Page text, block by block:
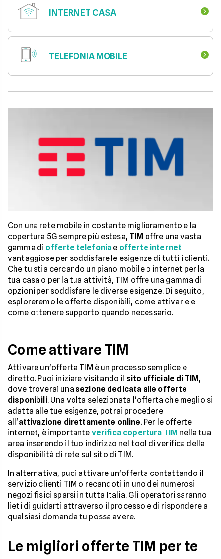
INTERNET CASA
TELEFONIA MOBILE
Con una rete mobile in costante miglioramento e la
copertura 5G sempre più estesa, TIM offre una vasta
gamma di offerte telefonia e offerte internet
vantaggiose per soddisfare le esigenze di tutti i clienti.
Che tu stia cercando un piano mobile o internet per la
tua casa o per la tua attività, TIM offre una gamma di
opzioni per soddisfare le diverse esigenze. Di seguito,
esploreremo le offerte disponibili, come attivarle e
come ottenere supporto quando necessario.
Come attivare TIM
Attivare un'offerta TIM è un processo semplice e
diretto. Puoi iniziare visitando il sito ufficiale di TIM,
dove troverai una sezione dedicata alle offerte
disponibili. Una volta selezionata l'offerta che meglio si
adatta alle tue esigenze, potrai procedere
all'attivazione direttamente online. Per le offerte
internet, è importante verifica copertura TIM nella tua
area inserendo il tuo indirizzo nel tool di verifica della
disponibilità di rete sul sito di TIM.
In alternativa, puoi attivare un'offerta contattando il
servizio clienti TIM o recandoti in uno dei numerosi
negozi fisici sparsi in tutta Italia. Gli operatori saranno
lieti di guidarti attraverso il processo e di rispondere a
qualsiasi domanda tu possa avere.
Le migliori offerte TIM per te